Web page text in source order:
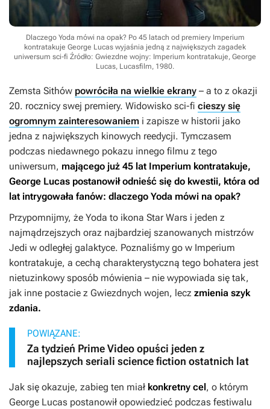
Dlaczego Yoda mówi na opak? Po 45 latach od premiery Imperium
kontratakuje George Lucas wyjaśnia jedną z największych zagadek
uniwersum sci-fi Źródło: Gwiezdne wojny: Imperium kontratakuje, George
Lucas, Lucasfilm, 1980.
Zemsta Sithów powróciła na wielkie ekrany – a to z okazji
20. rocznicy swej premiery. Widowisko sci-fi cieszy się
ogromnym zainteresowaniem i zapisze w historii jako
jedna z największych kinowych reedycji. Tymczasem
podczas niedawnego pokazu innego filmu z tego
uniwersum, mającego już 45 lat Imperium kontratakuje,
George Lucas postanowił odnieść się do kwestii, która od
lat intrygowała fanów: dlaczego Yoda mówi na opak?
Przypomnijmy, że Yoda to ikona Star Wars i jeden z
najmądrzejszych oraz najbardziej szanowanych mistrzów
Jedi w odległej galaktyce. Poznaliśmy go w Imperium
kontratakuje, a cechą charakterystyczną tego bohatera jest
nietuzinkowy sposób mówienia – nie wypowiada się tak,
jak inne postacie z Gwiezdnych wojen, lecz zmienia szyk
zdania.
POWIĄZANE:
Za tydzień Prime Video opuści jeden z
najlepszych seriali science fiction ostatnich lat
Jak się okazuje, zabieg ten miał konkretny cel, o którym
George Lucas postanowił opowiedzieć podczas festiwalu